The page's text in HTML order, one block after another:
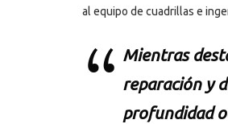
al equipo de cuadrillas e
Mientras
reparación y
profundidad